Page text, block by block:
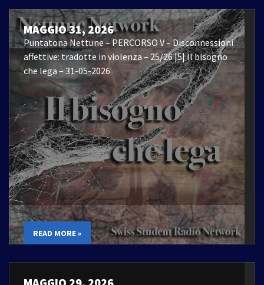
MAGGIO 31, 2026
Puntatona Nettune – PERCORSO V – Disconnessioni
affettive: tradotte in violenza – 25/26 |5| Il bisogno
che lega – 31-05-2026
READ MORE »